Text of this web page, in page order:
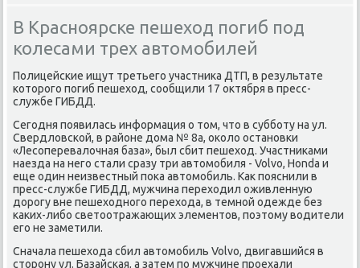
В Красноярске пешеход погиб под
колесами трех автомобилей
Полицейские ищут третьего участника ДТП, в результате
которого погиб пешеход, сообщили 17 октября в пресс-
службе ГИБДД.
Сегодня появилась информация о том, что в субботу на ул.
Свердловской, в районе дома № 8а, около остановки
«Лесоперевалочная база», был сбит пешеход. Участниками
наезда на него стали сразу три автомобиля - Volvo, Honda и
еще один неизвестный пока автомобиль. Как пояснили в
пресс-службе ГИБДД, мужчина переходил оживленную
дорогу вне пешеходного перехода, в темной одежде без
каких-либо светоотражающих элементов, поэтому водители
его не заметили.
Сначала пешехода сбил автомобиль Volvo, двигавшийся в
сторону ул. Базайская, а затем по мужчине проехали